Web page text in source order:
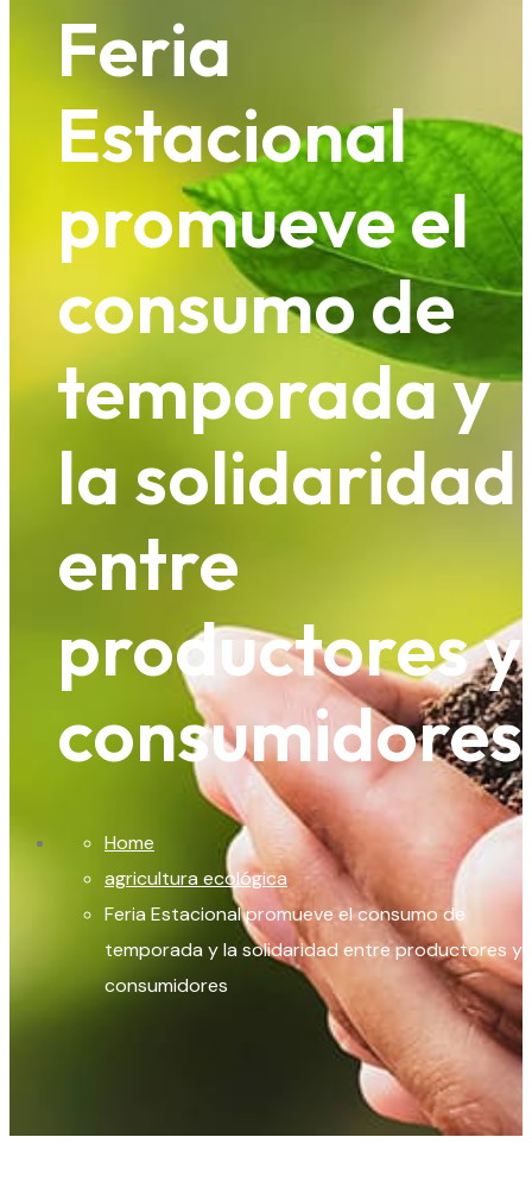
Feria
Estacional
promueve el
consumo de
temporada y
la solidaridad
entre
productores y
consumidores
Home
agricultura ecológica
Feria Estacional promueve el consumo de
temporada y la solidaridad entre productores y
consumidores